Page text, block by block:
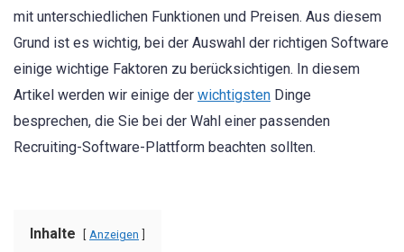
mit unterschiedlichen Funktionen und Preisen. Aus diesem
Grund ist es wichtig, bei der Auswahl der richtigen Software
einige wichtige Faktoren zu berücksichtigen. In diesem
Artikel werden wir einige der wichtigsten Dinge
besprechen, die Sie bei der Wahl einer passenden
Recruiting-Software-Plattform beachten sollten.
Inhalte Anzeigen